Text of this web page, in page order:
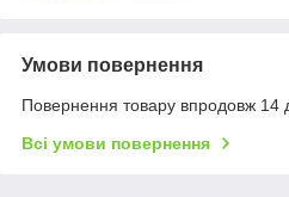
Умови повернення
Повернення товару впродовж 14
Всі умови повернення